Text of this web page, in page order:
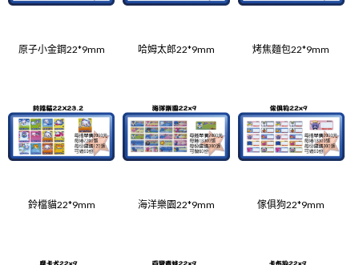
原子小金鋼22*9mm 哈姆太郎22*9mm 烤焦麵包22*9mm
鈴檔貓22*9mm 海洋樂園22*9mm 傢俱狗22*9mm